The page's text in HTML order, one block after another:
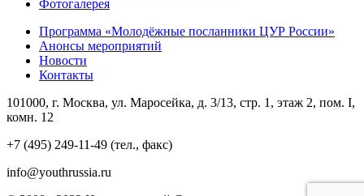
Фотогалерея
Программа «Молодёжные посланники ЦУР России»
Анонсы мероприятий
Новости
Контакты
101000, г. Москва, ул. Маросейка, д. 3/13, стр. 1, этаж 2, пом. I,
комн. 12
+7 (495) 249-11-49 (тел., факс)
info@youthrussia.ru